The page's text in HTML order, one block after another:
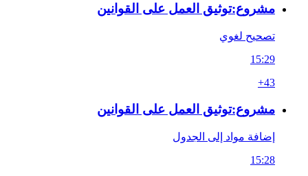
مشروع:توثيق العمل على القوانين
تصحيح لغوي
15:29
+43
مشروع:توثيق العمل على القوانين
إضافة مواد إلى الجدول
15:28